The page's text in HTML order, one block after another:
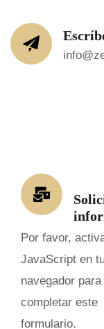
Por favor,
JavaScript en
navegador para
completar este
formulario.